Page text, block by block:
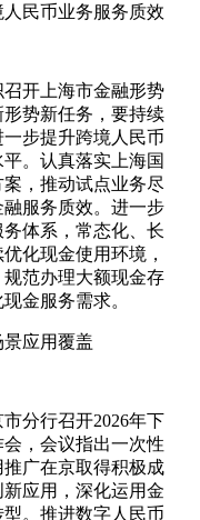
民币业务服务质效
开上海市金融形势
势新任务，要持续
步提升跨境人民币
。认真落实上海国
，推动试点业务尽
服务质效。进一步
体系，常态化、长
化现金使用环境，
范办理大额现金存
金服务需求。
应用覆盖
分行召开2026年下
，会议指出一次性
广在京取得积极成
应用，深化运用金
。推进数字人民币